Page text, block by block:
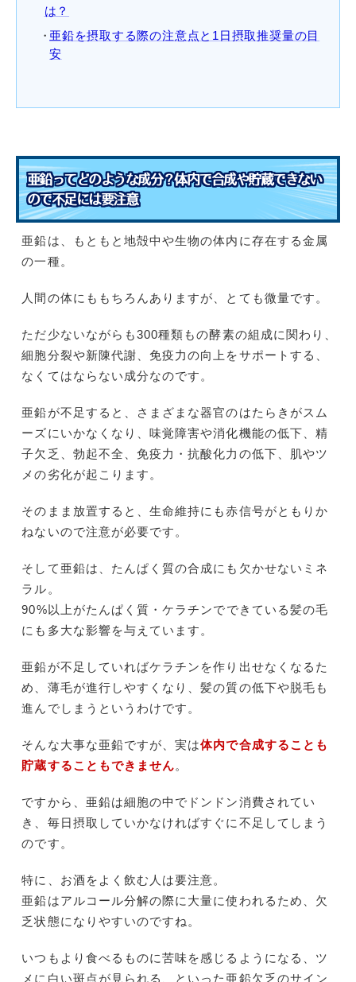
は？
亜鉛を摂取する際の注意点と1日摂取推奨量の目
安
亜鉛ってどのような成分？体内で合成や貯蔵できない
ので不足には要注意
亜鉛は、もともと地殻中や生物の体内に存在する金属
の一種。
人間の体にももちろんありますが、とても微量です。
ただ少ないながらも300種類もの酵素の組成に関わり、
細胞分裂や新陳代謝、免疫力の向上をサポートする、
なくてはならない成分なのです。
亜鉛が不足すると、さまざまな器官のはたらきがスム
ーズにいかなくなり、味覚障害や消化機能の低下、精
子欠乏、勃起不全、免疫力・抗酸化力の低下、肌やツ
メの劣化が起こります。
そのまま放置すると、生命維持にも赤信号がともりか
ねないので注意が必要です。
そして亜鉛は、たんぱく質の合成にも欠かせないミネ
ラル。
90%以上がたんぱく質・ケラチンでできている髪の毛
にも多大な影響を与えています。
亜鉛が不足していればケラチンを作り出せなくなるた
め、薄毛が進行しやすくなり、髪の質の低下や脱毛も
進んでしまうというわけです。
そんな大事な亜鉛ですが、実は体内で合成することも
貯蔵することもできません。
ですから、亜鉛は細胞の中でドンドン消費されてい
き、毎日摂取していかなければすぐに不足してしまう
のです。
特に、お酒をよく飲む人は要注意。
亜鉛はアルコール分解の際に大量に使われるため、欠
乏状態になりやすいのですね。
いつもより食べるものに苦味を感じるようになる、ツ
メに白い斑点が見られる、といった亜鉛欠乏のサイン